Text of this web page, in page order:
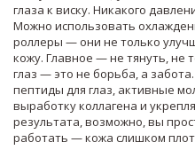
глаза к виску. Никакого
Можно использовать
роллеры — они не только
кожу. Главное — не тянуть, не
глаз — это не борьба, а
пептиды для глаз, активные
выработку коллагена и
результата, возможно, вы
работать — кожа слишком